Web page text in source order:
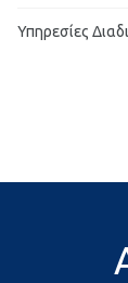
Υπηρεσίες